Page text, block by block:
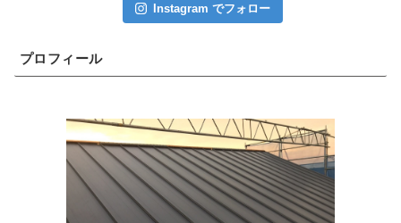
Instagram でフォロー
プロフィール